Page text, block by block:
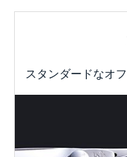
スタンダードなオ